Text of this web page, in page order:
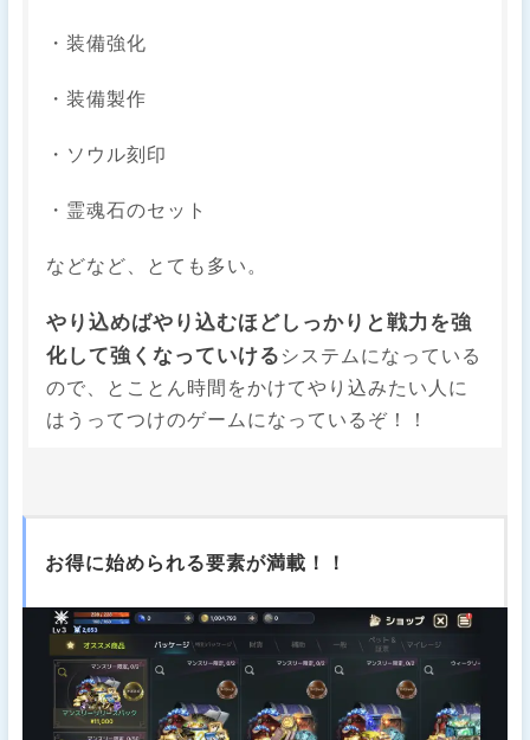
・装備強化
・装備製作
・ソウル刻印
・霊魂石のセット
などなど、とても多い。
やり込めばやり込むほどしっかりと戦力を強
化して強くなっていける システムになっている
ので、とことん時間をかけてやり込みたい人に
はうってつけのゲームになっているぞ！！
お得に始められる要素が満載！！